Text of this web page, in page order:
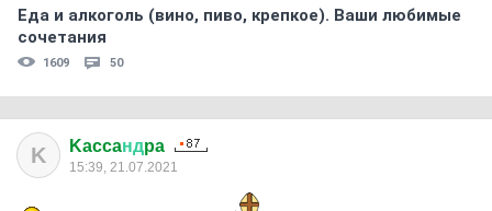
Еда и алкоголь (вино, пиво, крепкое). Ваши любимые
сочетания
1609 50
K Kaccaндpa
15:39, 21.07.2021